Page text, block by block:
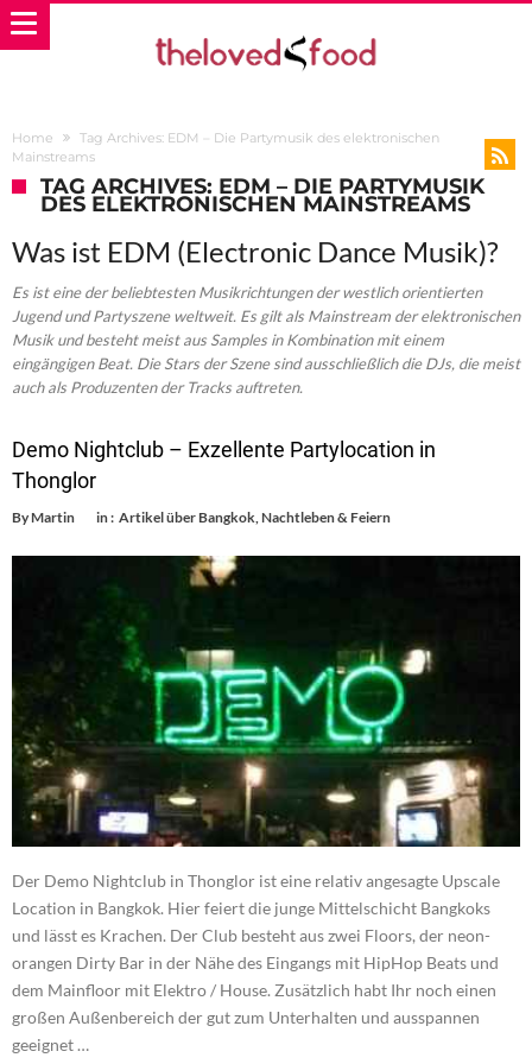
Home
Tag Archives: EDM – Die Partymusik des elektronischen
Mainstreams
TAG ARCHIVES: EDM – DIE PARTYMUSIK
DES ELEKTRONISCHEN MAINSTREAMS
Was ist EDM (Electronic Dance Musik)?
Es ist eine der beliebtesten Musikrichtungen der westlich orientierten
Jugend und Partyszene weltweit. Es gilt als Mainstream der elektronischen
Musik und besteht meist aus Samples in Kombination mit einem
eingängigen Beat. Die Stars der Szene sind ausschließlich die DJs, die meist
auch als Produzenten der Tracks auftreten.
Demo Nightclub – Exzellente Partylocation in
Thonglor
ByMartin in : Artikel über Bangkok,Nachtleben & Feiern
Der Demo Nightclub in Thonglor ist eine relativ angesagte Upscale
Location in Bangkok. Hier feiert die junge Mittelschicht Bangkoks
und lässt es Krachen. Der Club besteht aus zwei Floors, der neon-
orangen Dirty Bar in der Nähe des Eingangs mit HipHop Beats und
dem Mainfloor mit Elektro / House. Zusätzlich habt Ihr noch einen
großen Außenbereich der gut zum Unterhalten und ausspannen
geeignet …